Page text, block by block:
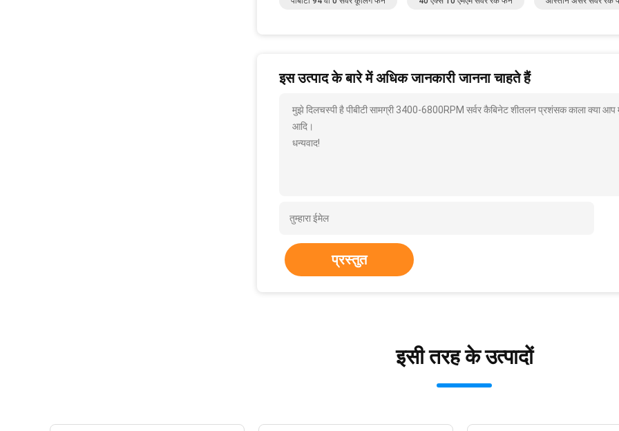
इस उत्पाद के बारे में अधिक जानकारी जानना चाहते हैं
मुझे दिलचस्पी है पीबीटी सामग्री 3400-6800RPM सर्वर कैबिनेट शीतलन प्रशंसक काला क्या
आदि।
धन्यवाद!
प्रस्तुत
इसी तरह के उत्पादों